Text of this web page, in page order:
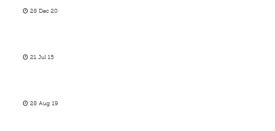
28 Dec 20
21 Jul 15
28 Aug 19